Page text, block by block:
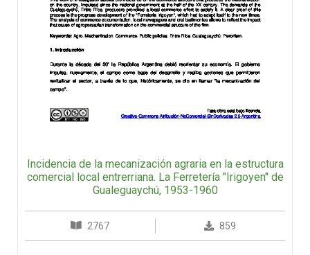
Incidencia de la mecanización agraria en la estructura
comercial local entrerriana. La Ferretería "Irigoyen" de
Gualeguaychú, 1953-1960
2767 859